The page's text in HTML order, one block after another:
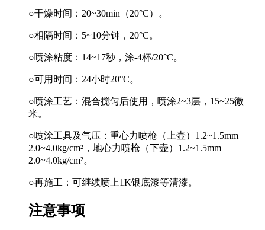
○干燥时间：20~30min（20°C）。
○相隔时间：5~10分钟，20°C。
○喷涂粘度：14~17秒，涂-4杯/20°C。
○可用时间：24小时20°C。
○喷涂工艺：混合搅匀后使用，喷涂2~3层，15~25微
米。
○喷涂工具及气压：重心力喷枪（上壶）1.2~1.5mm
2.0~4.0kg/cm²，地心力喷枪（下壶）1.2~1.5mm
2.0~4.0kg/cm²。
○再施工：可继续喷上1K银底漆等清漆。
注意事项